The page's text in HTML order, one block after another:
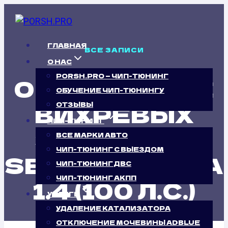
ГЛАВНАЯ
О НАС
PORSH.PRO — ЧИП-ТЮНИНГ
ОБУЧЕНИЕ ЧИП-ТЮНИНГУ
ОТЗЫВЫ
ЧИП-ТЮНИНГ
ВСЕ МАРКИ АВТО
ЧИП-ТЮНИНГ С ВЫЕЗДОМ
ЧИП-ТЮНИНГ ДВС
ЧИП-ТЮНИНГ АКПП
УСЛУГИ
УДАЛЕНИЕ КАТАЛИЗАТОРА
ОТКЛЮЧЕНИЕ МОЧЕВИНЫ ADBLUE
ВСЕ ЗАПИСИ
ОТКЛЮЧЕНИЕ
ВИХРЕВЫХ
ЗАСЛОНОК
SEAT CORDOBA
1.4 (100 Л.С.)